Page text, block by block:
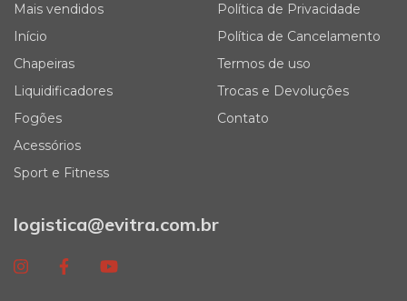
Mais vendidos
Início
Chapeiras
Liquidificadores
Fogões
Acessórios
Sport e Fitness
Política de Privacidade
Política de Cancelamento
Termos de uso
Trocas e Devoluções
Contato
logistica@evitra.com.br